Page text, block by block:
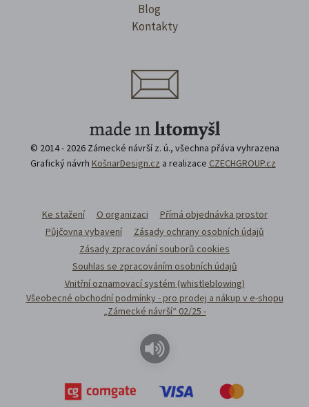
Blog
Kontakty
© 2014 - 2026 Zámecké návrší z. ú., všechna přáva vyhrazena
Grafický návrh KošnarDesign.cz a realizace CZECHGROUP.cz
Ke stažení O organizaci
Přímá objednávka prostor
Půjčovna vybavení
Zásady ochrany osobních údajů
Zásady zpracování souborů cookies
Souhlas se zpracováním osobních údajů
Vnitřní oznamovací systém (whistleblowing)
Všeobecné obchodní podmínky - pro prodej a nákup v e-shopu
„Zámecké návrší“ 02/25 -